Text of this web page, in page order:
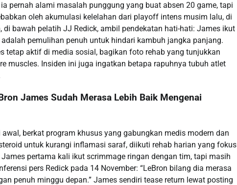
pernah alami masalah punggung yang buat absen 20 game, tapi
oleh akumulasi kelelahan dari playoff intens musim lalu, di
bawah pelatih JJ Redick, ambil pendekatan hati-hati: James ikut
pemulihan penuh untuk hindari kambuh jangka panjang.
tetap aktif di media sosial, bagikan foto rehab yang tunjukkan
muscles. Insiden ini juga ingatkan betapa rapuhnya tubuh atlet
James Sudah Merasa Lebih Baik Mengenai
berkat program khusus yang gabungkan medis modern dan
untuk kurangi inflamasi saraf, diikuti rehab harian yang fokus
pertama kali ikut scrimmage ringan dengan tim, tapi masih
pers Redick pada 14 November: “LeBron bilang dia merasa
penuh minggu depan.” James sendiri tease return lewat posting